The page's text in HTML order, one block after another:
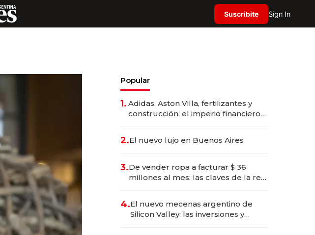
Suscribite Sign In
Popular
1. Adidas, Aston Villa, fertilizantes y
construcción: el imperio financiero
2.El nuevo lujo en Buenos Aires
3.De vender ropa a facturar $ 36
millones al mes: las claves de la red
4.El nuevo mecenas argentino de
Silicon Valley: las inversiones y